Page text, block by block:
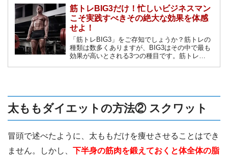
筋トレBIG3だけ！忙しいビジネスマン
こそ実践すべきその絶大な効果を体感
せよ！
「筋トレBIG3」をご存知でしょうか？筋トレの
種類は数多くありますが、BIG3はその中で最も
効果が高いとされる3つの種目です。筋トレ
太ももダイエットの方法② スクワット
冒頭で述べたように、太ももだけを痩せさせることはでき
ません。しかし、 下半身の筋肉を鍛えておくと体全体の脂